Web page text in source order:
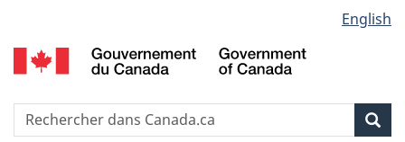
au
contenu
propos
de
la
HTML
simplifiée
selection
English
Recherche